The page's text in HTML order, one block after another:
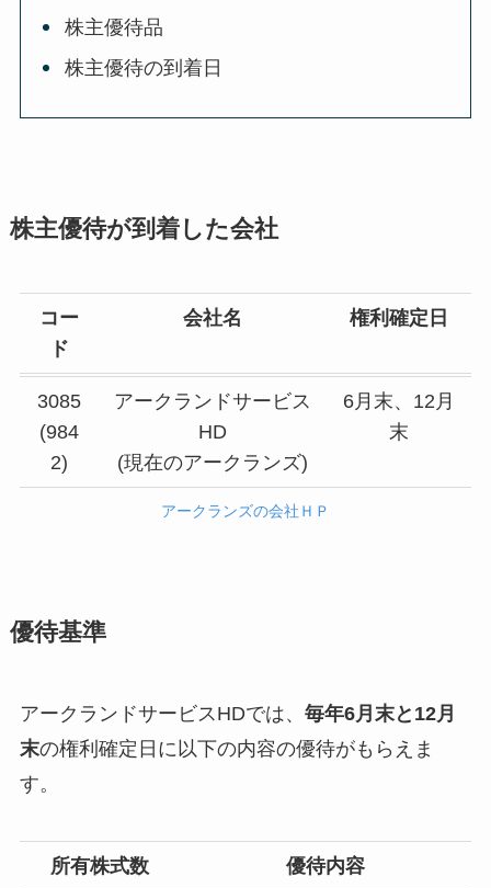
株主優待品
株主優待の到着日
株主優待が到着した会社
コー
ド
会社名 権利確定日
3085
(984
2)
アークランドサービス
HD
(現在のアークランズ)
6月末、12月
末
アークランズの会社ＨＰ
優待基準
アークランドサービスHDでは、 毎年6月末と12月
末の権利確定日に以下の内容の優待がもらえま
す。
所有株式数 優待内容